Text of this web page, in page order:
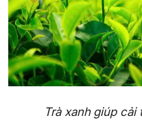
Trà xanh giúp